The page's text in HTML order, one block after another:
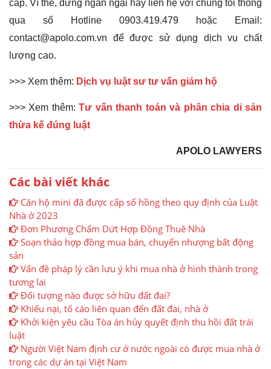
cấp. Vì thế, đừng ngần ngại hãy liên hệ với chúng tôi thông
qua số Hotline 0903.419.479 hoặc Email:
contact@apolo.com.vn để được sử dụng dịch vụ chất
lượng cao.
>>> Xem thêm: Dịch vụ luật sư tư vấn giám hộ
>>> Xem thêm:Tư vấn thanh toán và phân chia di sản
thừa kế đúng luật
APOLO LAWYERS
Các bài viết khác
Căn hộ mini đã được cấp sổ hồng theo quy định của Luật
Nhà ở 2023
Đơn Phương Chấm Dứt Hợp Đồng Thuê Nhà
Soạn thảo hợp đồng mua bán, chuyển nhượng bất động
sản
Vấn đề pháp lý cần lưu ý khi mua nhà ở hình thành trong
tương lai
Đối tượng nào được sở hữu đất đai?
Khiếu nại, tố cáo liên quan đến đất đai, nhà ở
Khởi kiện yêu cầu Tòa án hủy quyết định thu hồi đất trái
luật
Người Việt Nam định cư ở nước ngoài có được mua nhà ở
trong các dự án tại Việt Nam